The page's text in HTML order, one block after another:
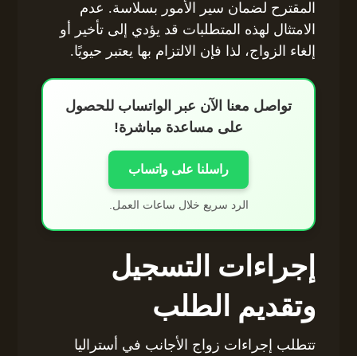
المقترح لضمان سير الأمور بسلاسة. عدم
الامتثال لهذه المتطلبات قد يؤدي إلى تأخير أو
إلغاء الزواج، لذا فإن الالتزام بها يعتبر حيويًا.
تواصل معنا الآن عبر الواتساب للحصول
على مساعدة مباشرة!
راسلنا على واتساب
الرد سريع خلال ساعات العمل.
إجراءات التسجيل
وتقديم الطلب
تتطلب إجراءات زواج الأجانب في أستراليا